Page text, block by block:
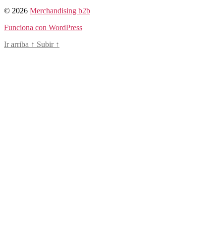
© 2026 Merchandising b2b
Funciona con WordPress
Ir arriba ↑ Subir ↑